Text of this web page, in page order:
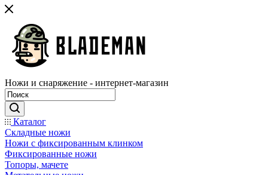
Ножи и снаряжение - интернет-магазин
Каталог
Складные ножи
Ножи с фиксированным клинком
Фиксированные ножи
Топоры, мачете